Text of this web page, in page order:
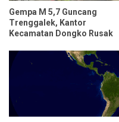
Gempa M 5,7 Guncang
Trenggalek, Kantor
Kecamatan Dongko Rusak